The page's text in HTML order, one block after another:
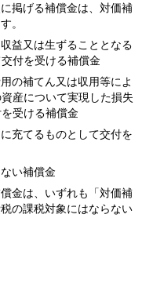
掲げる補償金は、対価補
。
益又は生ずることとなる
付を受ける補償金
の補てん又は収用等によ
産について実現した損失
受ける補償金
充てるものとして交付を
い補償金
金は、いずれも「対価補
の課税対象にはならない